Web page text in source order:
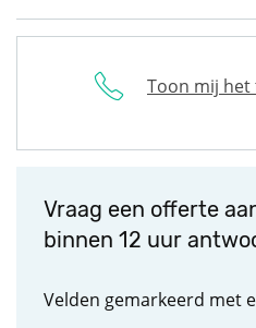
Toon mij
Vraag een offerte
binnen 12 uur
Velden gemarkeerd met